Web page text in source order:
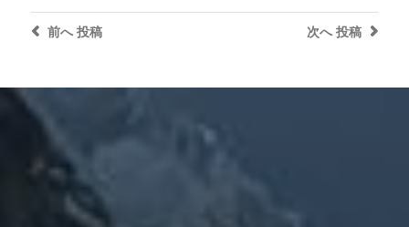
次へ 投稿
前へ投稿